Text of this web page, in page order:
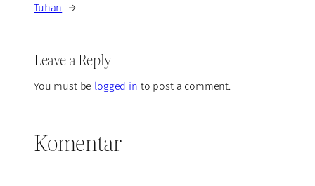
Tuhan
→
Leave a Reply
You must be logged in to post a comment.
Komentar